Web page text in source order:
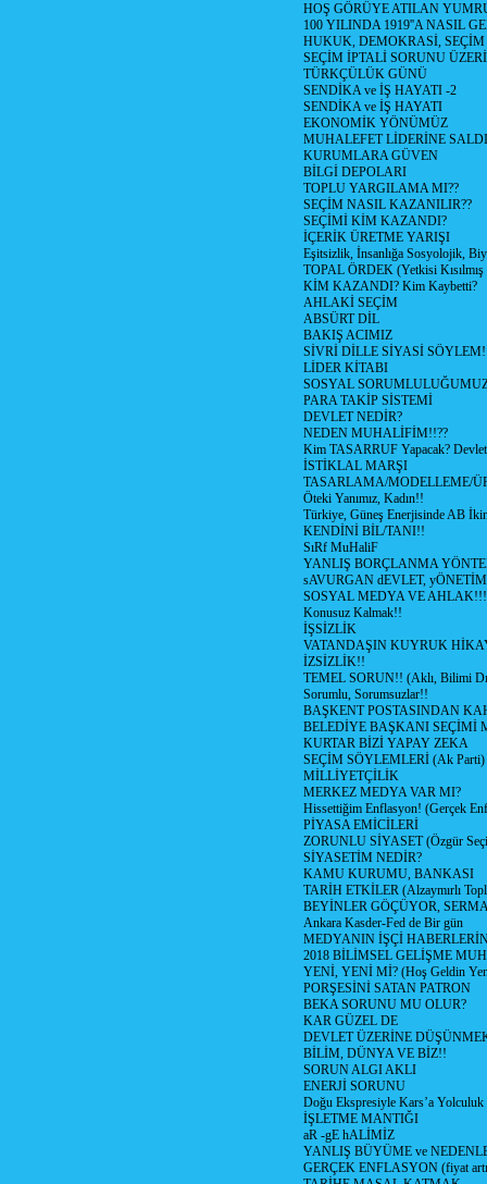
HOŞ GÖRÜYE ATILAN
100 YILINDA 1919''A NASIL
HUKUK, DEMOKRASİ, SEÇİM
SEÇİM İPTALİ SORUNU
TÜRKÇÜLÜK GÜNÜ
SENDİKA ve İŞ HAYATI -2
SENDİKA ve İŞ HAYATI
EKONOMİK YÖNÜMÜZ
MUHALEFET LİDERİNE
KURUMLARA GÜVEN
BİLGİ DEPOLARI
TOPLU YARGILAMA MI??
SEÇİM NASIL KAZANILIR??
SEÇİMİ KİM KAZANDI?
İÇERİK ÜRETME YARIŞI
Eşitsizlik, İnsanlığa Sosyolojik,
TOPAL ÖRDEK (Yetkisi
KİM KAZANDI? Kim Kaybetti?
AHLAKİ SEÇİM
ABSÜRT DİL
BAKIŞ ACIMIZ
SİVRİ DİLLE SİYASİ
LİDER KİTABI
SOSYAL
PARA TAKİP SİSTEMİ
DEVLET NEDİR?
NEDEN MUHALİFİM!!??
Kim TASARRUF Yapacak? Devlet
İSTİKLAL MARŞI
TASARLAMA/MODELLEME/
Öteki Yanımız, Kadın!!
Türkiye, Güneş Enerjisinde AB
KENDİNİ BİL/TANI!!
SıRf MuHaliF
YANLIŞ BORÇLANMA
sAVURGAN dEVLET,
SOSYAL MEDYA VE AHLAK!!!
Konusuz Kalmak!!
İŞSİZLİK
VATANDAŞIN KUYRUK
İZSİZLİK!!
TEMEL SORUN!! (Aklı, Bilimi
Sorumlu, Sorumsuzlar!!
BAŞKENT POSTASINDAN
BELEDİYE BAŞKANI SEÇİMİ
KURTAR BİZİ YAPAY ZEKA
SEÇİM SÖYLEMLERİ (Ak Parti)
MİLLİYETÇİLİK
MERKEZ MEDYA VAR MI?
Hissettiğim Enflasyon! (Gerçek
PİYASA EMİCİLERİ
ZORUNLU SİYASET (Özgür
SİYASETİM NEDİR?
KAMU KURUMU, BANKASI
TARİH ETKİLER (Alzaymırlı
BEYİNLER GÖÇÜYOR,
Ankara Kasder-Fed de Bir gün
MEDYANIN İŞÇİ
2018 BİLİMSEL GELİŞME
YENİ, YENİ Mİ? (Hoş Geldin
PORŞESİNİ SATAN PATRON
BEKA SORUNU MU OLUR?
KAR GÜZEL DE
DEVLET ÜZERİNE
BİLİM, DÜNYA VE BİZ!!
SORUN ALGI AKLI
ENERJİ SORUNU
Doğu Ekspresiyle Kars’a Yolculuk
İŞLETME MANTIĞI
aR -gE hALİMİZ
YANLIŞ BÜYÜME ve
GERÇEK ENFLASYON (fiyat